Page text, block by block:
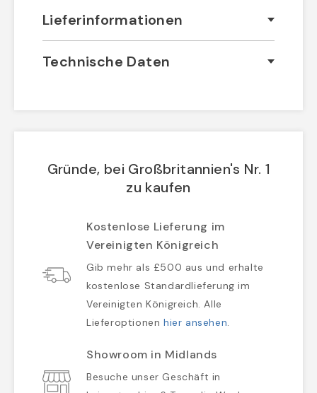
Lieferinformationen
Technische Daten
Gründe, bei Großbritannien's Nr. 1
zu kaufen
Kostenlose Lieferung im
Vereinigten Königreich
Gib mehr als £500 aus und erhalte
kostenlose Standardlieferung im
Vereinigten Königreich. Alle
Lieferoptionen hier ansehen.
Showroom in Midlands
Besuche unser Geschäft in